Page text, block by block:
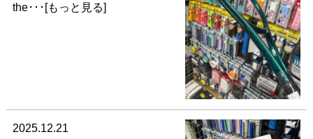
the･･･[もっと見る]
2025.12.21